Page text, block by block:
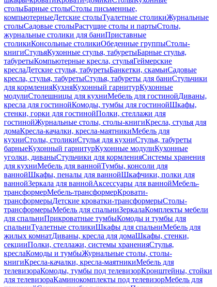
столыБарные столыСтолы письменные,
компьютерныеДетские столыТуалетные столикиЖурнальные
столыСадовые столыРастущие столы и партыСтолы,
журнальные столики для баниПриставные
столикиКонсольные столикиОбеденные группыСтолы-
книгиСтульяКухонные стулья, табуретыБарные стулья,
табуретыКомпьютерные кресла, стульяГеймерские
креслаДетские стулья, табуретыБанкетки, скамьиСадовые
кресла, стулья, табуретыСтулья, табуреты для баниСтульчики
для кормленияКухняКухонный гарнитурКухонные
модулиСтолешницы для кухниМебель для гостинойДиваны,
кресла для гостинойКомоды, тумбы для гостинойШкафы,
стенки, горки для гостинойПолки, стеллажи для
гостинойЖурнальные столы, столы-книгиКресла, стулья для
домаКресла-качалки, кресла-маятникиМебель для
кухниСтолы, столикиСтулья для кухниСтулья, табуреты
барныеКухонный гарнитурКухонные модулиКухонные
уголки, диваныСтульчики для кормленияСистемы хранения
для кухниМебель для ваннойТумбы, консоли для
ваннойШкафы, пеналы для ваннойШкафчики, полки для
ваннойЗеркала для ваннойАксессуары для ваннойМебель-
трансформерМебель-трансформерКровати-
трансформерыДетские кроватки-трансформерыСтолы-
трансформерыМебель для спальниЗеркалаКомплекты мебели
для спальниПрикроватные тумбыКомоды и тумбы для
спальниТуалетные столикиШкафы для спальниМебель для
жилых комнатДиваны, кресла для домаШкафы, стенки,
секцииПолки, стеллажи, системы храненияСтулья,
креслаКомоды и тумбыЖурнальные столы, столы-
книгиКресла-качалки, кресла-маятникиМебель для
телевизораКомоды, тумбы под телевизорКронштейны, стойки
для телевизораКаминокомплекты под телевизорМебель для